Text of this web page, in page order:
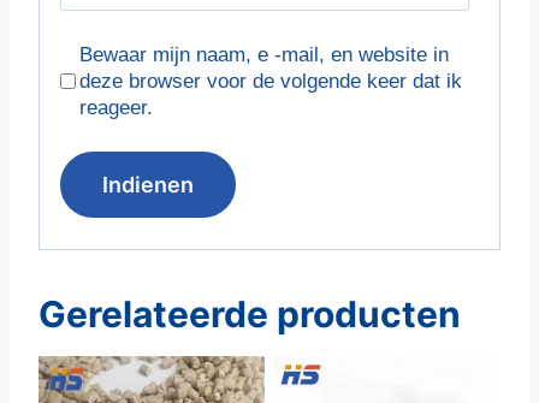
Bewaar mijn naam, e -mail, en website in
deze browser voor de volgende keer dat ik
reageer.
Gerelateerde producten